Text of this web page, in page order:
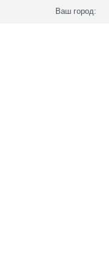
Ваш город: